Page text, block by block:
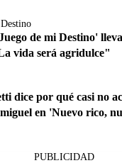
de mi Destino'
vida será agridulce"
dice por qué casi no
en 'Nuevo rico,
PUBLICIDAD